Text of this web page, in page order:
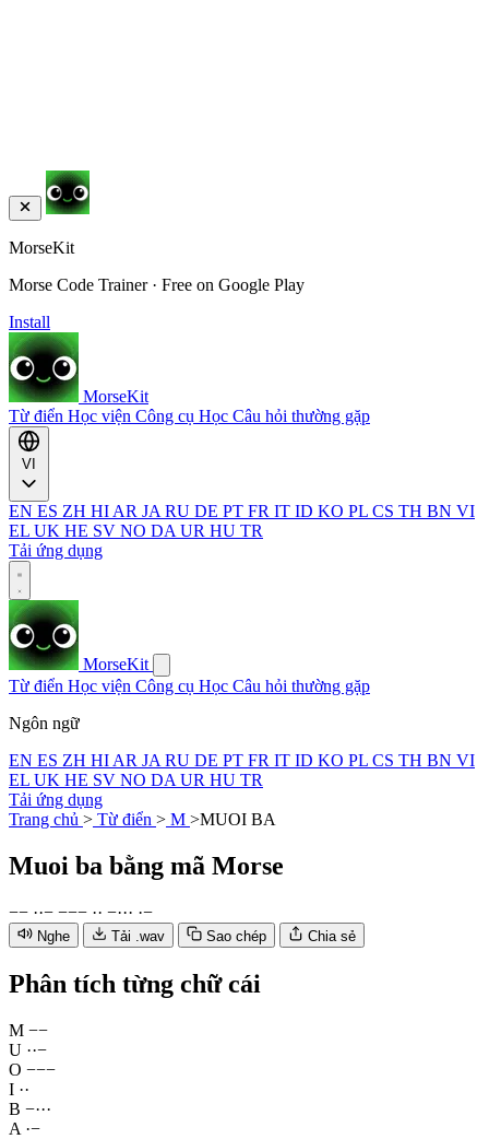
MorseKit
Morse Code Trainer · Free on Google Play
Install
MorseKit
Từ điển Học viện Công cụ Học Câu hỏi thường gặp
EN ES ZH HI AR JA RU DE PT FR IT ID KO PL CS TH BN VI
EL UK HE SV NO DA UR HU TR
Tải ứng dụng
MorseKit
Từ điển Học viện Công cụ Học Câu hỏi thường gặp
Ngôn ngữ
EN ES ZH HI AR JA RU DE PT FR IT ID KO PL CS TH BN VI
EL UK HE SV NO DA UR HU TR
Tải ứng dụng
Trang chủ > Từ điển > M >MUOI BA
Muoi ba bằng mã Morse
−− ··− −−− ·· −··· ·−
Nghe Tải .wav Sao chép Chia sẻ
Phân tích từng chữ cái
M −−
U ··−
O −−−
I ··
B −···
A ·−